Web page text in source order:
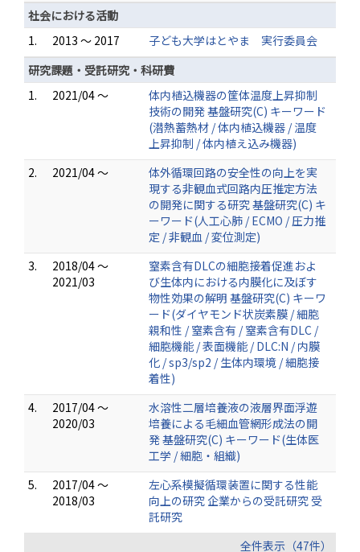
社会における活動
1.
2013 ～ 2017
子ども大学はとやま 実行委員会
研究課題・受託研究・科研費
1.
2021/04 ～
体内植込機器の筐体温度上昇抑制
技術の開発 基盤研究(C) キーワード
(潜熱蓄熱材 / 体内植込機器 / 温度
上昇抑制 / 体内植え込み機器)
2.
2021/04 ～
体外循環回路の安全性の向上を実
現する非観血式回路内圧推定方法
の開発に関する研究 基盤研究(C) キ
ーワード(人工心肺 / ECMO / 圧力推
定 / 非観血 / 変位測定)
3.
2018/04 ～
2021/03
窒素含有DLCの細胞接着促進およ
び生体内における内膜化に及ぼす
物性効果の解明 基盤研究(C) キーワ
ード(ダイヤモンド状炭素膜 / 細胞
親和性 / 窒素含有 / 窒素含有DLC /
細胞機能 / 表面機能 / DLC:N / 内膜
化 / sp3/sp2 / 生体内環境 / 細胞接
着性)
4.
2017/04 ～
2020/03
水溶性二層培養液の液層界面浮遊
培養による毛細血管網形成法の開
発 基盤研究(C) キーワード(生体医
工学 / 細胞・組織)
5.
2017/04 ～
2018/03
左心系模擬循環装置に関する性能
向上の研究 企業からの受託研究 受
託研究
全件表示（47件）